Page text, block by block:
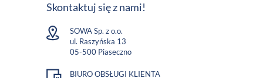
Skontaktuj się z nami!
SOWA Sp. z o.o.
ul. Raszyńska 13
05-500 Piaseczno
BIURO OBSŁUGI KLIENTA